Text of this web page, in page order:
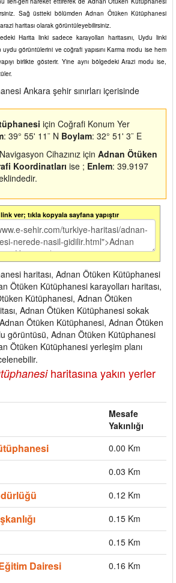
Sağ üstteki bölümden Adnan Ötüken Kütüphanesi
haritası olarak görüntüleyebilirsiniz.
Harita linki sadece karayolları haritasını, Uydu linki
görüntülerini ve coğrafi yapısını Karma modu ise hem
birlikte gösterir. Yine aynı bölgedeki Arazi modu ise,
Ankara şehir sınırları içerisinde
için Coğrafi Konum Yer
: 39° 55' 11¨ N Boylam: 32° 51' 3¨ E
Cihazınız için Adnan Ötüken
Koordinatları ise ; Enlem: 39.9197
ver; tıkla kopyala sayfana yapıştır
haritası, Adnan Ötüken Kütüphanesi
Ötüken Kütüphanesi karayolları haritası,
Kütüphanesi, Adnan Ötüken
Adnan Ötüken Kütüphanesi sokak
Ötüken Kütüphanesi, Adnan Ötüken
görüntüsü, Adnan Ötüken Kütüphanesi
Ötüken Kütüphanesi yerleşim planı
haritasına yakın yerler
Mesafe
Yakınlığı
0.00 Km
0.03 Km
0.12 Km
0.15 Km
0.15 Km
Dairesi
0.16 Km